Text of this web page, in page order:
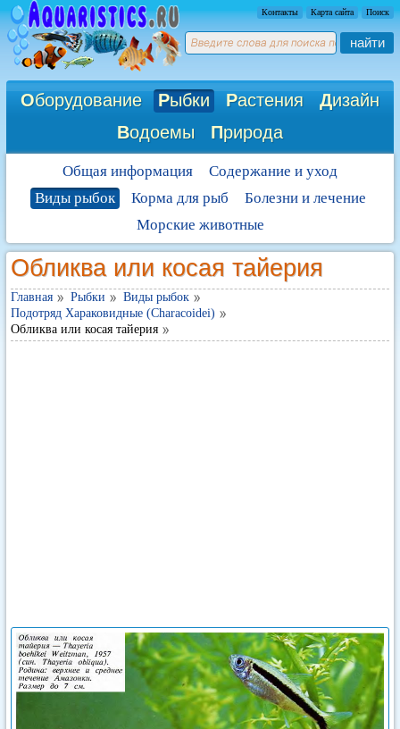
Контакты Карта сайта Поиск
найти
Оборудование Рыбки Растения Дизайн
Водоемы Природа
Общая информация
Содержание и уход
Виды рыбок
Корма для рыб
Болезни и лечение
Морские животные
Обликва или косая тайерия
Главная Рыбки
Виды рыбок
Подотряд Хараковидные (Characoidei)
Обликва или косая тайерия